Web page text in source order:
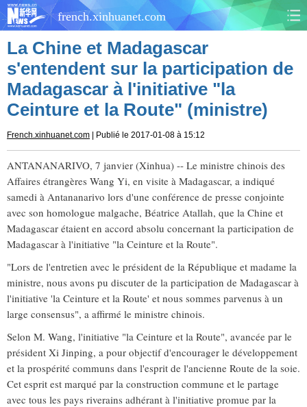
french.xinhuanet.com
CHINE
AFRIQUE ÉCONOMIE
CULTURE SOCIÉTÉ
SANTÉ SPORTS
SCI&TECH PLANÈTE
TOURISME DOCUMENTS
VIDÉOS
La Chine et Madagascar
s'entendent sur la participation de
Madagascar à l'initiative "la
Ceinture et la Route" (ministre)
French.xinhuanet.com | Publié le 2017-01-08 à 15:12
ANTANANARIVO, 7 janvier (Xinhua) -- Le ministre chinois des
Affaires étrangères Wang Yi, en visite à Madagascar, a indiqué
samedi à Antananarivo lors d'une conférence de presse conjointe
avec son homologue malgache, Béatrice Atallah, que la Chine et
Madagascar étaient en accord absolu concernant la participation de
Madagascar à l'initiative "la Ceinture et la Route".
"Lors de l'entretien avec le président de la République et madame la
ministre, nous avons pu discuter de la participation de Madagascar à
l'initiative 'la Ceinture et la Route' et nous sommes parvenus à un
large consensus", a affirmé le ministre chinois.
Selon M. Wang, l'initiative "la Ceinture et la Route", avancée par le
président Xi Jinping, a pour objectif d'encourager le développement
et la prospérité communs dans l'esprit de l'ancienne Route de la soie.
Cet esprit est marqué par la construction commune et le partage
avec tous les pays riverains adhérant à l'initiative promue par la